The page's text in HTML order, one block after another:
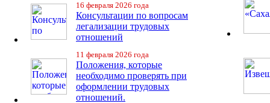
16 февраля 2026 года
Консультации по вопросам
легализации трудовых
отношений
11 февраля 2026 года
Положения, которые
необходимо проверять при
оформлении трудовых
отношений.